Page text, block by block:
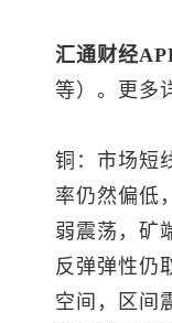
汇通财经
等）。更多
铜：市场短
率仍然偏低
弱震荡，矿
反弹弹性仍
空间，区间